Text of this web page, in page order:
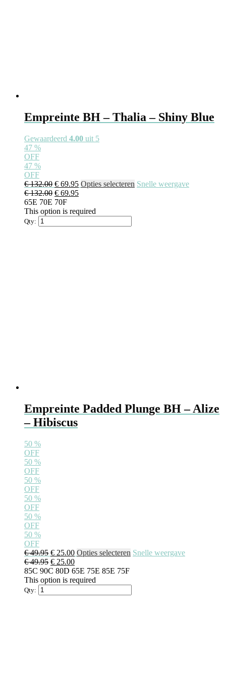
Empreinte BH – Thalia – Shiny Blue
Gewaardeerd 4.00 uit 5
47 %
OFF
47 %
OFF
€132.00 Oorspronkelijke
prijs
was:
€ 132.00.
€ 69.95Huidige
prijs
€ 69.95.
Opties selecteren Dit
Snelle weergave
€132.00 Oorspronkelijke
prijs
was:
€ 69.95Huidige
is:
65E 70E 70F
This option is required
Qty:
Empreinte Padded Plunge BH – Alize
– Hibiscus
50 %
OFF
50 %
OFF
50 %
OFF
50 %
OFF
50 %
OFF
50 %
OFF
€49.95 Oorspronkelijke
prijs
was:
€ 49.95.
€ 25.00Huidige
prijs
is:
€ 25.00.
Opties selecteren Dit
Snelle weergave
€49.95 Oorspronkelijke
prijs
was:
€ 25.00Huidige
prijs
is:
85C 90C 80D 65E 75E 85E 75F
This option is required
Qty: